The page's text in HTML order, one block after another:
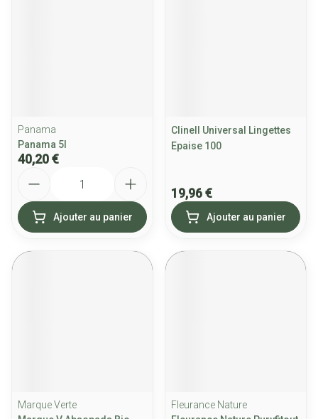
Panama
Panama 5l
40,20 €
Ajouter au panier
Clinell Universal Lingettes
Epaise 100
19,96 €
Ajouter au panier
Marque Verte
Fleurance Nature